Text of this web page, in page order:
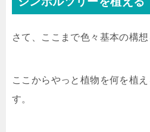
さて、ここまで色々基本の構想
ここからやっと植物を何を植
す。